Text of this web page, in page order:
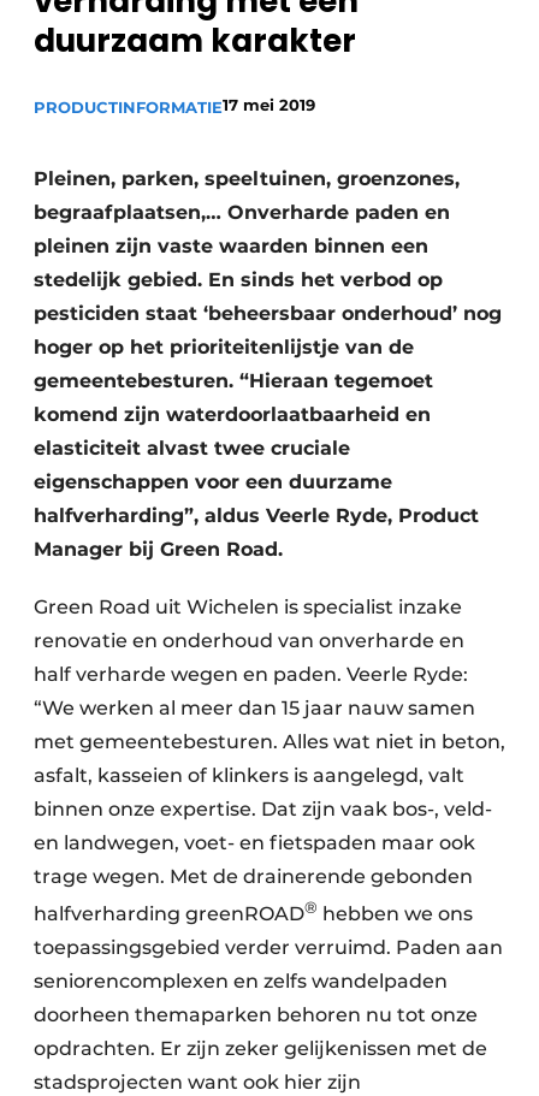
Privacy / Cookie statement
Vacature aanmelden
duurzaam karakter
PRODUCTINFORMATIE17 mei 2019
Pleinen, parken, speeltuinen, groenzones,
begraafplaatsen,… Onverharde paden en
pleinen zijn vaste waarden binnen een
stedelijk gebied. En sinds het verbod op
pesticiden staat ‘beheersbaar onderhoud’ nog
hoger op het prioriteitenlijstje van de
gemeentebesturen. “Hieraan tegemoet
komend zijn waterdoorlaatbaarheid en
elasticiteit alvast twee cruciale
eigenschappen voor een duurzame
halfverharding”, aldus Veerle Ryde, Product
Manager bij Green Road.
Green Road uit Wichelen is specialist inzake
renovatie en onderhoud van onverharde en
half verharde wegen en paden. Veerle Ryde:
“We werken al meer dan 15 jaar nauw samen
met gemeentebesturen. Alles wat niet in beton,
asfalt, kasseien of klinkers is aangelegd, valt
binnen onze expertise. Dat zijn vaak bos-, veld-
en landwegen, voet- en fietspaden maar ook
trage wegen. Met de drainerende gebonden
halfverharding greenROAD® hebben we ons
toepassingsgebied verder verruimd. Paden aan
seniorencomplexen en zelfs wandelpaden
doorheen themaparken behoren nu tot onze
opdrachten. Er zijn zeker gelijkenissen met de
stadsprojecten want ook hier zijn